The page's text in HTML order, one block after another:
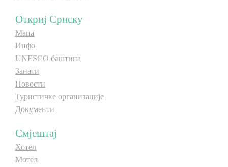
Мултимедија
Фото
Видео
E-Brochure
Откриј Српску
Откриј Српску
Мапа
Инфо
UNESCO баштина
Занати
Новости
Туристичке организације
Документи
Смјештај
Хотел
Мотел